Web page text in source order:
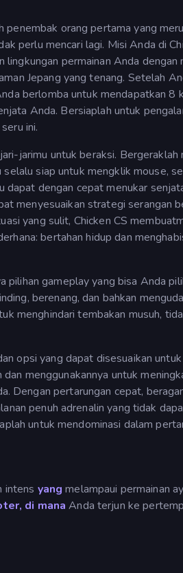
penembak orang pertama yang
perlu mencari lagi. Misi Anda di
permainan Anda dengan
Jepang yang tenang. Setelah
berlomba untuk mendapatkan 8
Anda. Bersiaplah untuk
ini.
jarimu untuk beraksi.
siap untuk mengklik mouse,
dengan cepat menukar
menyesuaikan strategi serangan
yang sulit, Chicken CS
bertahan hidup dan
pilihan gameplay yang bisa Anda
berenang, dan bahkan
menghindari tembakan musuh,
opsi yang dapat disesuaikan
menggunakannya untuk
Dengan pertarungan cepat,
penuh adrenalin yang tidak
untuk mendominasi dalam
intens yangmelampaui permainan
di mana Anda terjun ke